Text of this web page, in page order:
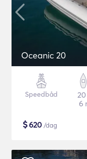
Oceanic 20
Speedbåd
6
$620 /dag